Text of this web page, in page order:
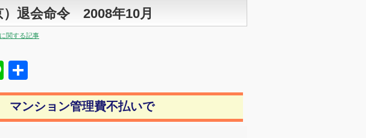
）退会命令 2008年10月
関する記事
Line
有
ンション管理費不払いで